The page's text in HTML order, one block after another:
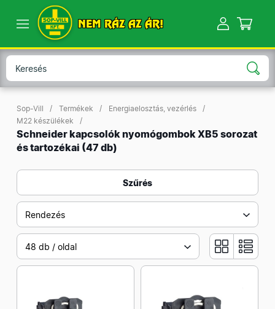
NEM RÁZ AZ ÁR!
Sop-Vill Termékek
Energiaelosztás, vezérlés
M22 készülékek
Schneider kapcsolók nyomógombok XB5 sorozat
és tartozékai (47 db)
Szűrés
Rendezés
48 db / oldal